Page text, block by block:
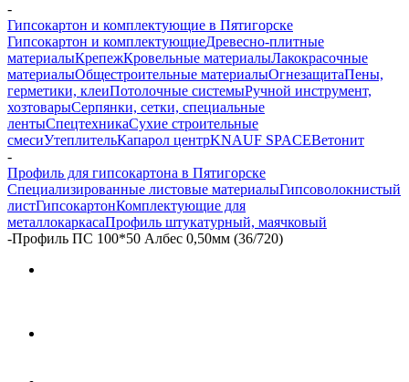
-
Гипсокартон и комплектующие в Пятигорске
Гипсокартон и комплектующиеДревесно-плитные
материалыКрепежКровельные материалыЛакокрасочные
материалыОбщестроительные материалыОгнезащитаПены,
герметики, клеиПотолочные системыРучной инструмент,
хозтоварыСерпянки, сетки, специальные
лентыСпецтехникаСухие строительные
смесиУтеплительКапарол центрKNAUF SPACEВетонит
-
Профиль для гипсокартона в Пятигорске
Специализированные листовые материалыГипсоволокнистый
листГипсокартонКомплектующие для
металлокаркасаПрофиль штукатурный, маячковый
-Профиль ПС 100*50 Албес 0,50мм (36/720)